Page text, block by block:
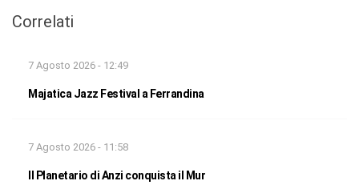
Correlati
7 Agosto 2026 - 12:49
Majatica Jazz Festival a Ferrandina
7 Agosto 2026 - 11:58
Il Planetario di Anzi conquista il Mur